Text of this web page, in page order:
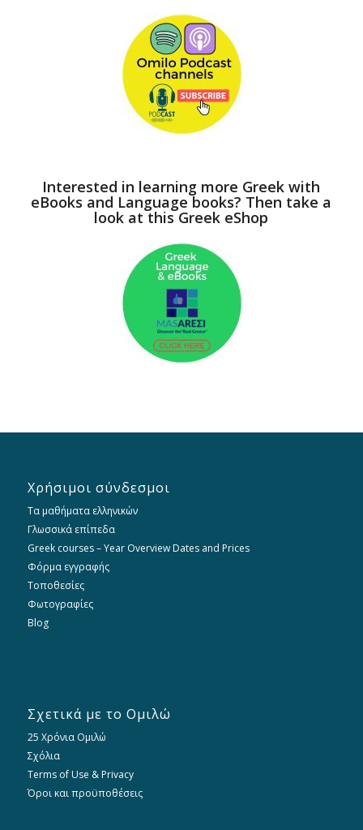
Interested in learning more Greek with
eBooks and Language books? Then take a
look at this Greek eShop
Χρήσιμοι σύνδεσμοι
Τα μαθήματα ελληνικών
Γλωσσικά επίπεδα
Greek courses – Year Overview Dates and Prices
Φόρμα εγγραφής
Τοποθεσίες
Φωτογραφίες
Blog
Σχετικά με το Ομιλώ
25 Χρόνια Ομιλώ
Σχόλια
Terms of Use & Privacy
Όροι και προϋποθέσεις